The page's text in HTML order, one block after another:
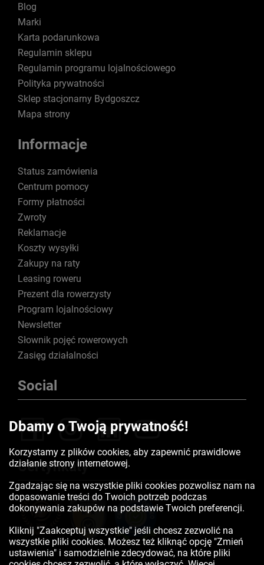
Blog
Marki
Karta podarunkowa
Regulamin sklepu
Regulamin programu lojalnościowego
Polityka prywatności
Sklep stacjonarny Bydgoszcz
Mapa strony
Informacje
Status zamówienia
Centrum pomocy
Formy płatności
Zwroty
Reklamacje
Koszty wysyłki
Zakupy na raty
Leasing roweru
Prezent dla rowerzysty
Program lojalnościowy
Newsletter
Słownik pojęć rowerowych
Zasięg działalności
Social
Certyfikaty
Dbamy o Twoją prywatność!
Korzystamy z plików cookies, aby zapewnić prawidłowe
działanie strony internetowej.
Zgadzając się na wszystkie pliki cookies pozwolisz nam na
dopasowanie treści do Twoich potrzeb podczas
dokonywania zakupów na podstawie Twoich preferencji.
Kliknij "Zaakceptuj wszystkie" jeśli chcesz zezwolić na
wszystkie pliki cookies. Możesz też kliknąć opcję "Zmień
ustawienia" i samodzielnie zdecydować, na które pliki